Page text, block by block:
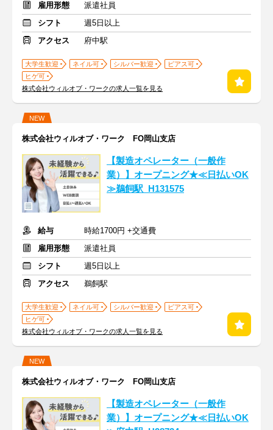
雇用形態
派遣社員
シフト
週5日以上
アクセス
府中駅
大学生歓迎 ネイル可 シルバー歓迎
ピアス可
ヒゲ可
株式会社ウィルオブ・ワークの求人一覧を見る
NEW
株式会社ウィルオブ・ワーク FO岡山支店
【製造オペレーター（一般作
業）】オープニング★≪日払いOK
≫鵜飼駅_H131575
給与
時給1700円 +交通費
雇用形態
派遣社員
シフト
週5日以上
アクセス
鵜飼駅
大学生歓迎 ネイル可 シルバー歓迎
ピアス可
ヒゲ可
株式会社ウィルオブ・ワークの求人一覧を見る
NEW
株式会社ウィルオブ・ワーク FO岡山支店
【製造オペレーター（一般作
業）】オープニング★≪日払いOK